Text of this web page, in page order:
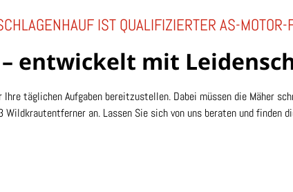
IST QUALIFIZIERTER AS-
entwickelt mit
täglichen Aufgaben bereitzustellen. Dabei müssen die Mäher
Wildkrautentferner an. Lassen Sie sich von uns beraten und finden